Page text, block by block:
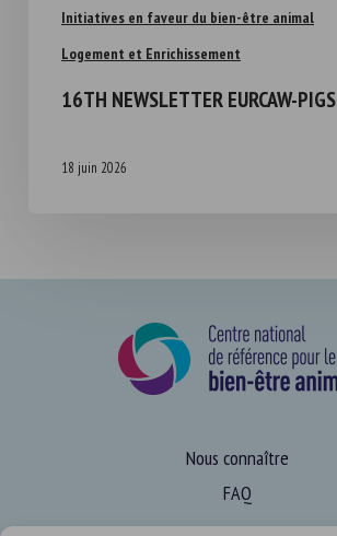
Initiatives en faveur du bien-être animal
Logement et Enrichissement
16TH NEWSLETTER EURCAW-PIGS
18 juin 2026
Nous connaître
FAQ